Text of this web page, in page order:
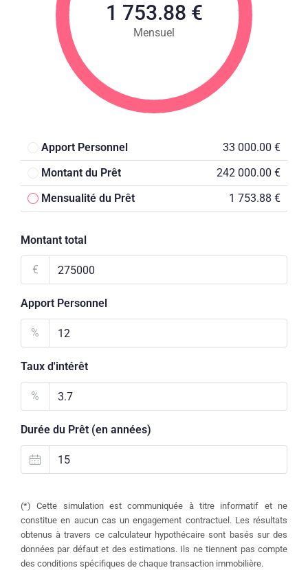
1 753.88 €
Mensuel
Apport Personnel
33 000.00 €
Montant du Prêt
242 000.00 €
Mensualité du Prêt
1 753.88 €
Montant total
€
Apport Personnel
%
Taux d'intérêt
%
Durée du Prêt (en années)
(*) Cette simulation est communiquée à titre informatif et ne
constitue en aucun cas un engagement contractuel. Les résultats
obtenus à travers ce calculateur hypothécaire sont basés sur des
données par défaut et des estimations. Ils ne tiennent pas compte
des conditions spécifiques de chaque transaction immobilière.